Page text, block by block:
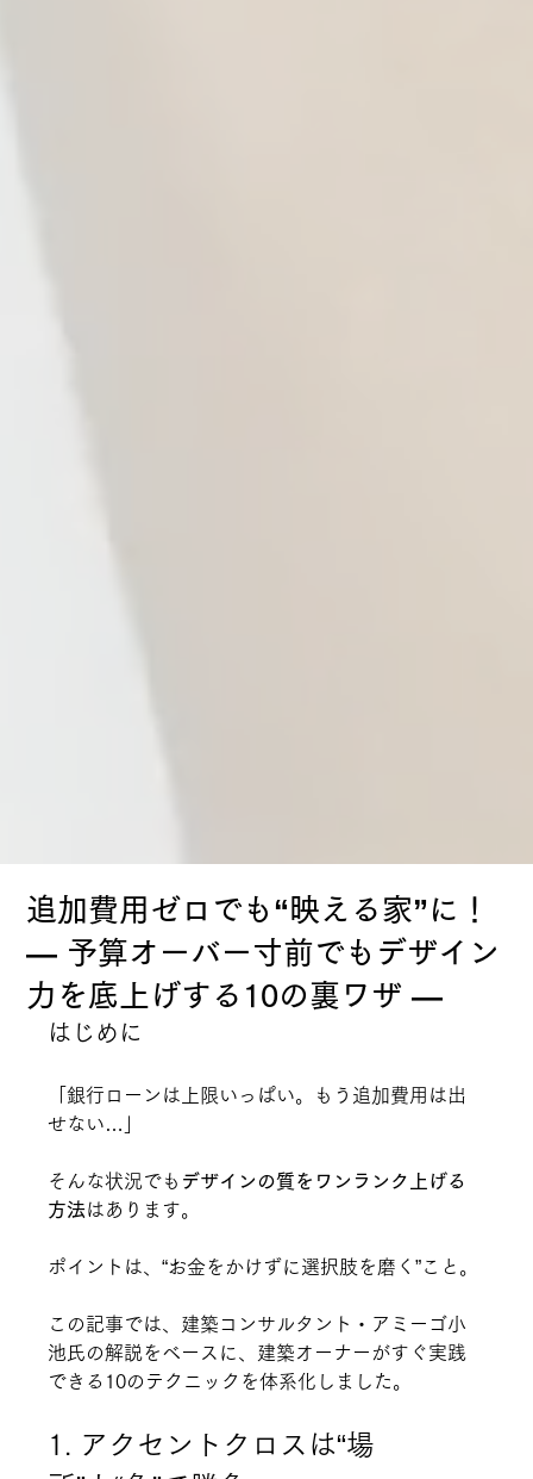
追加費用ゼロでも“映える家”に！
― 予算オーバー寸前でもデザイン
力を底上げする10の裏ワザ ―
はじめに
「銀行ローンは上限いっぱい。もう追加費用は出
せない…」
そんな状況でも デザインの質をワンランク上げる
方法はあります。
ポイントは、“お金をかけずに選択肢を磨く”こと。
この記事では、建築コンサルタント・アミーゴ小
池氏の解説をベースに、建築オーナーがすぐ実践
できる10のテクニックを体系化しました。
1. アクセントクロスは“場